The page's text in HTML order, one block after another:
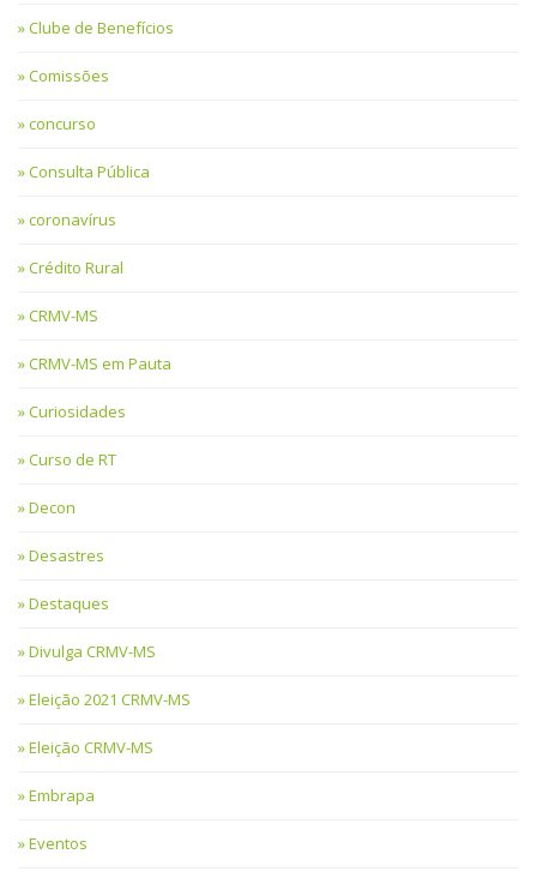
Clube de Benefícios
Comissões
concurso
Consulta Pública
coronavírus
Crédito Rural
CRMV-MS
CRMV-MS em Pauta
Curiosidades
Curso de RT
Decon
Desastres
Destaques
Divulga CRMV-MS
Eleição 2021 CRMV-MS
Eleição CRMV-MS
Embrapa
Eventos